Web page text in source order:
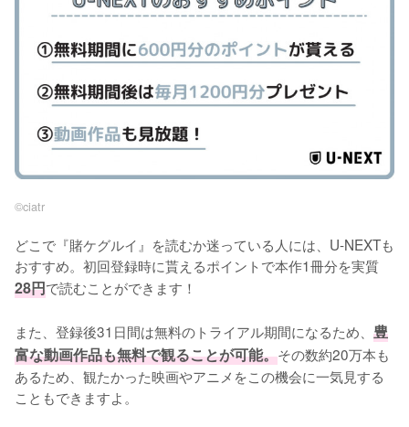
©︎ciatr
どこで『賭ケグルイ』を読むか迷っている人には、U-NEXTも
おすすめ。初回登録時に貰えるポイントで本作1冊分を実質
28円で読むことができます！
また、登録後31日間は無料のトライアル期間になるため、 豊
富な動画作品も無料で観ることが可能。その数約20万本も
あるため、観たかった映画やアニメをこの機会に一気見する
こともできますよ。